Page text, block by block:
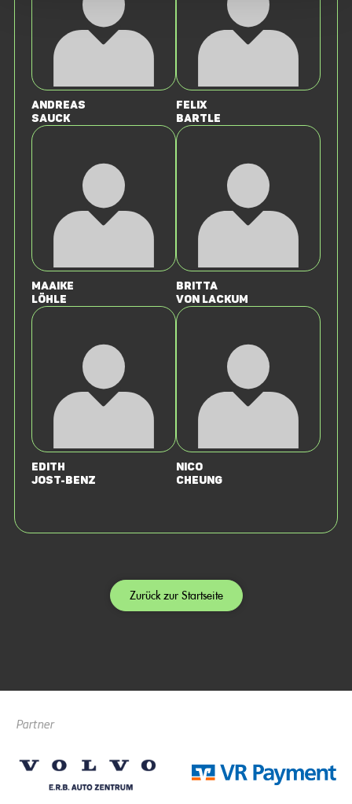
Andreas
Sauck
Felix
Bartle
Maaike
Löhle
Britta
von Lackum
Edith
Jost-Benz
Nico
Cheung
Zurück zur Startseite
Partner